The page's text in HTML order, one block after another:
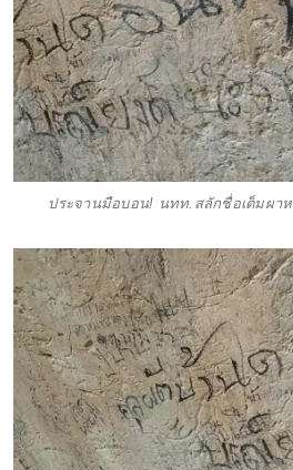
ประจานมือบอน! นทท.สลักชื่อเต็มผา